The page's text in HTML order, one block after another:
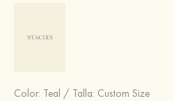
Color: Teal / Talla: Custom Size